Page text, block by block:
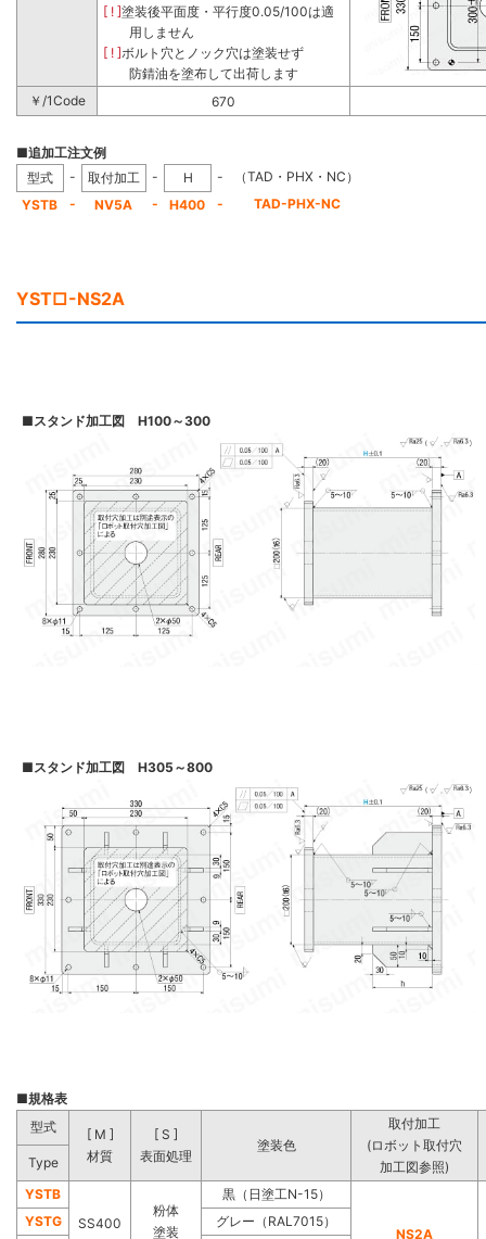
[ ! ]塗装後平面度・平行度0.05/100は適
用しません
[ ! ]ボルト穴とノック穴は塗装せず
防錆油を塗布して出荷します
￥/1Code 670
■追加工注文例
型式
- 取付加工 - H -
（TAD・PHX・NC）
YSTB
- NV5A - H400 - TAD-PHX-NC
YST□-NS2A
■スタンド加工図 H100～300
■スタンド加工図 H305～800
■規格表
型式
[ M ]
材質
[ S ]
表面処理
塗装色
取付加工
(ロボット取付穴
加工図参照)
Type
YSTB
SS400
粉体
塗装
黒（日塗工N-15）
NS2A
YSTG
グレー（RAL7015）